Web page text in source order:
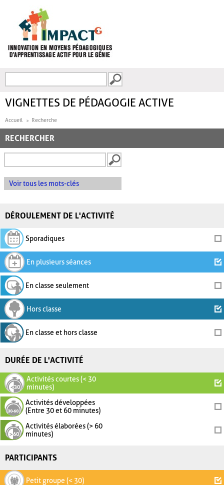
FORMULAIRE DE
VIGNETTES DE PÉDAGOGIE ACTIVE
Accueil Recherche
RECHERCHER
Voir tous les mots-clés
DÉROULEMENT DE L'ACTIVITÉ
Sporadiques
En plusieurs séances
En classe seulement
Hors classe
En classe et hors classe
DURÉE DE L'ACTIVITÉ
Activités courtes (< 30
minutes)
Activités développées
(Entre 30 et 60 minutes)
Activités élaborées (> 60
minutes)
PARTICIPANTS
Petit groupe (< 30)